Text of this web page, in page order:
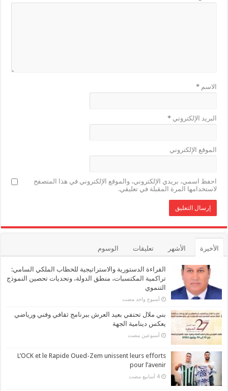
الاسم*
البريد الإلكتروني*
الموقع الإلكتروني
احفظ اسمي، بريدي الإلكتروني، والموقع الإلكتروني في هذا المتصفح
لاستخدامها المرة المقبلة في تعليقي.
الأخيرة الأشهر تعليقات الوسوم
القراءة الدستورية والاستراتيجية للخطاب الملكي السامي:
تراكمية المكتسبات، منطق الدولة، وتحديات تحصين النموذج
التنموي
‏أسبوع واحد مضت
بني ملال تحتفي بعيد العرش ببرنامج ثقافي وفني ورياضي
يعكس دينامية الجهة
‏أسبوعين مضت
L’OCK et le Rapide Oued-Zem unissent leurs efforts
pour l’avenir
‏4 أسابيع مضت